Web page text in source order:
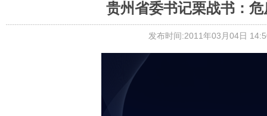
贵州省委书记栗战书：
发布时间:2011年03月04日